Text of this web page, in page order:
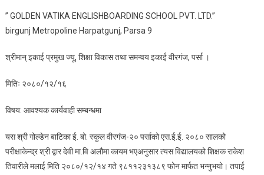
” GOLDEN VATIKA ENGLISHBOARDING SCHOOL PVT. LTD.”
birgunj Metropoline Harpatgunj, Parsa 9
श्रीमान् इकाई प्रमुख ज्यू, शिक्षा विकास तथा समन्वय इकाई वीरगंज, पर्सा ।
मितिः २०८०/१२/१६
विषय: आवश्यक कार्यवाही सम्बन्धमा
यस श्री गोल्डेन बाटिका ई. बो. स्कुल वीरगंज-२० पर्साको एस.ई.ई. २०८० सालको
परीक्षाकेन्द्र श्री द्वार देवी मा.वि अलौमा कायम भएअनुसार त्यस विद्यालयको शिक्षक राकेश
तिवारीले मलाई मिति २०८०/१२/१४ गते ९८११२३१३८९ फोन मार्फत भन्नुभयो। तपाई